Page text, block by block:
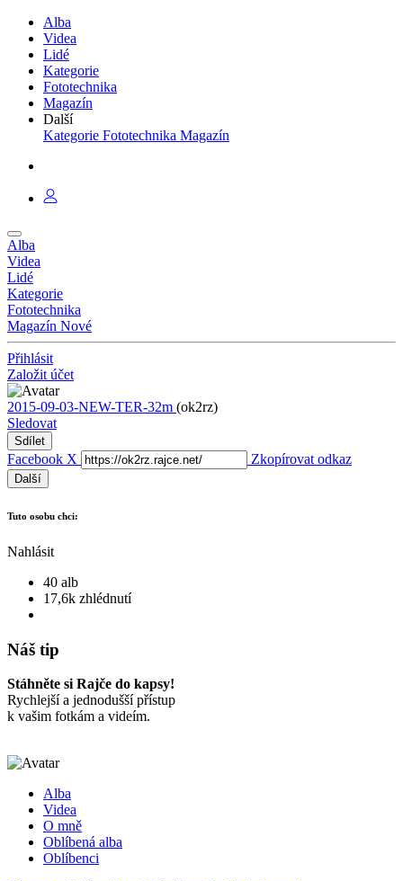
Alba
Videa
Lidé
Kategorie
Fototechnika
Magazín
Další
Kategorie Fototechnika Magazín
Alba
Videa
Lidé
Kategorie
Fototechnika
Magazín Nové
Přihlásit
Založit účet
2015-09-03-NEW-TER-32m (ok2rz)
Sledovat
Sdílet
Facebook X Zkopírovat odkaz
Další
Tuto osobu chci:
Nahlásit
40 alb
17,6k zhlédnutí
Náš tip
Stáhněte si Rajče do kapsy!
Rychlejší a jednodušší přístup
k vašim fotkám a videím.
Alba
Videa
O mně
Oblíbená alba
Oblíbenci